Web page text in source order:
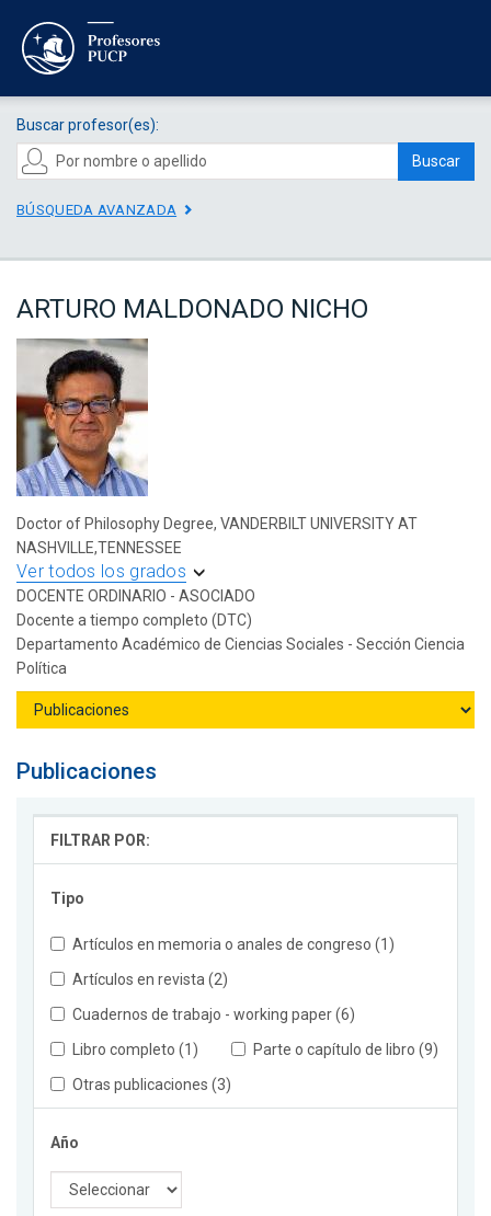
Buscar profesor(es):
Buscar
BÚSQUEDA AVANZADA
ARTURO MALDONADO NICHO
Doctor of Philosophy Degree, VANDERBILT UNIVERSITY AT
NASHVILLE,TENNESSEE
Ver todos los grados
DOCENTE ORDINARIO - ASOCIADO
Docente a tiempo completo (DTC)
Departamento Académico de Ciencias Sociales - Sección Ciencia
Política
Publicaciones
FILTRAR POR:
Tipo
Artículos en memoria o anales de congreso (1)
Artículos en revista (2)
Cuadernos de trabajo - working paper (6)
Libro completo (1)
Parte o capítulo de libro (9)
Otras publicaciones (3)
Año